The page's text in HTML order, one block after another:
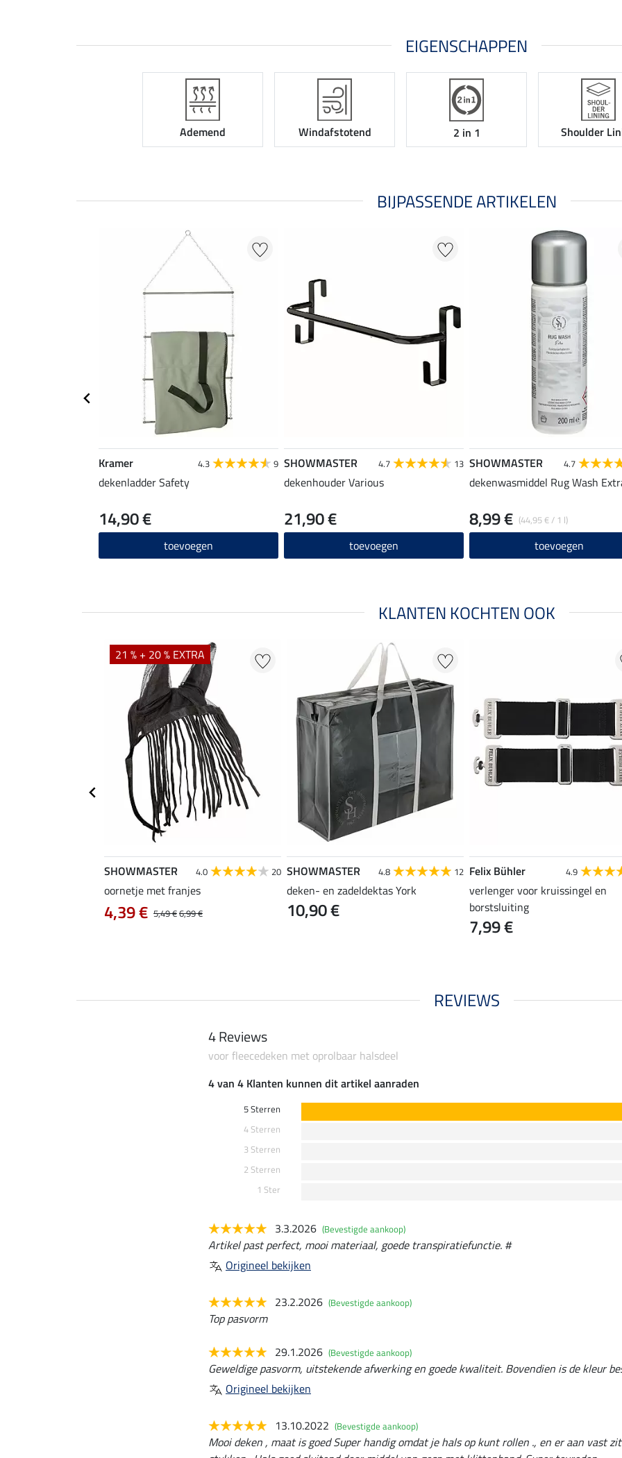
EIGENSCHAPPEN
Ademend Windafstotend 2 in 1 Shoulder
BIJPASSENDE ARTIKELEN
Kramer 4.3 9
dekenladder Safety
14,90 €
toevoegen
SHOWMASTER 4.7 13
dekenhouder Various
21,90 €
toevoegen
SHOWMASTER 4.7
dekenwasmiddel Rug Wash
(44,95 € / 1 l)
8,99 €
toevoegen
KLANTEN KOCHTEN OOK
21 % + 20 % EXTRA
SHOWMASTER 4.0 20
oornetje met franjes
5,49 €6,99 €
4,39 €
SHOWMASTER 4.8 12
deken- en zadeldektas York
10,90 €
Felix Bühler 4.9
verlenger voor kruissingel en
borstsluiting
7,99 €
REVIEWS
4 Reviews
voor fleecedeken met oprolbaar halsdeel
4 van 4 Klanten kunnen dit artikel aanraden
5 Sterren
4 Sterren
3 Sterren
2 Sterren
1 Ster
3.3.2026 (Bevestigde aankoop)
Artikel past perfect, mooi materiaal, goede transpiratiefunctie. #
Origineel bekijken
23.2.2026 (Bevestigde aankoop)
Top pasvorm
29.1.2026 (Bevestigde aankoop)
Geweldige pasvorm, uitstekende afwerking en goede kwaliteit. Bovendien is de kleur
Origineel bekijken
13.10.2022 (Bevestigde aankoop)
Mooi deken , maat is goed Super handig omdat je hals op kunt rollen ., en er aan vast